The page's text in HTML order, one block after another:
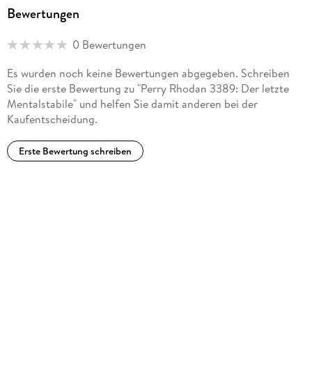
Bewertungen
0 Bewertungen
Es wurden noch keine Bewertungen abgegeben. Schreiben
Sie die erste Bewertung zu "Perry Rhodan 3389: Der letzte
Mentalstabile" und helfen Sie damit anderen bei der
Kaufentscheidung.
Erste Bewertung schreiben